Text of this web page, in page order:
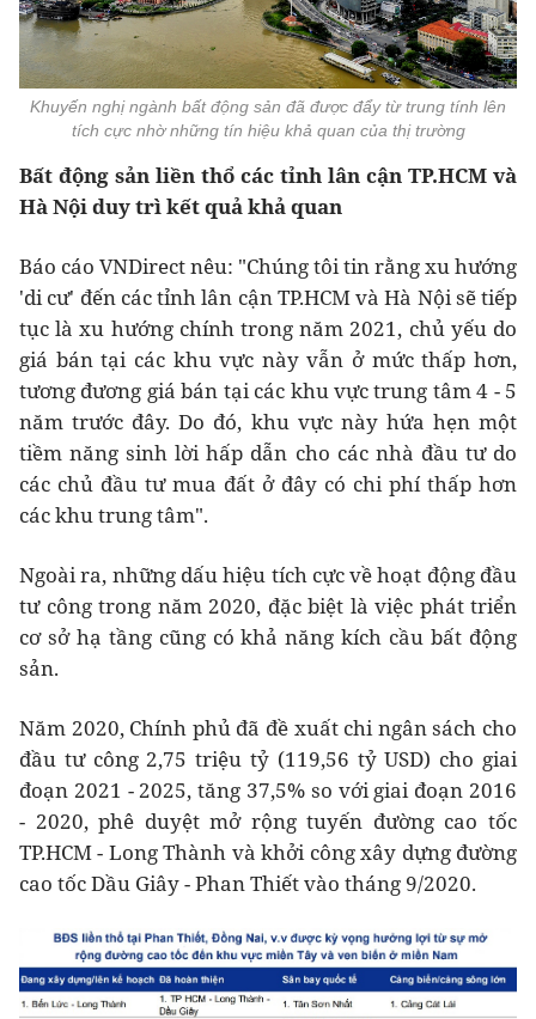
Khuyến nghị ngành bất động sản đã được đẩy từ trung tính lên
tích cực nhờ những tín hiệu khả quan của thị trường
Bất động sản liền thổ các tỉnh lân cận TP.HCM và
Hà Nội duy trì kết quả khả quan
Báo cáo VNDirect nêu: "Chúng tôi tin rằng xu hướng
'di cư' đến các tỉnh lân cận TP.HCM và Hà Nội sẽ tiếp
tục là xu hướng chính trong năm 2021, chủ yếu do
giá bán tại các khu vực này vẫn ở mức thấp hơn,
tương đương giá bán tại các khu vực trung tâm 4 - 5
năm trước đây. Do đó, khu vực này hứa hẹn một
tiềm năng sinh lời hấp dẫn cho các nhà đầu tư do
các chủ đầu tư mua đất ở đây có chi phí thấp hơn
các khu trung tâm".
Ngoài ra, những dấu hiệu tích cực về hoạt động đầu
tư công trong năm 2020, đặc biệt là việc phát triển
cơ sở hạ tầng cũng có khả năng kích cầu bất động
sản.
Năm 2020, Chính phủ đã đề xuất chi ngân sách cho
đầu tư công 2,75 triệu tỷ (119,56 tỷ USD) cho giai
đoạn 2021 - 2025, tăng 37,5% so với giai đoạn 2016
- 2020, phê duyệt mở rộng tuyến đường cao tốc
TP.HCM - Long Thành và khởi công xây dựng đường
cao tốc Dầu Giây - Phan Thiết vào tháng 9/2020.